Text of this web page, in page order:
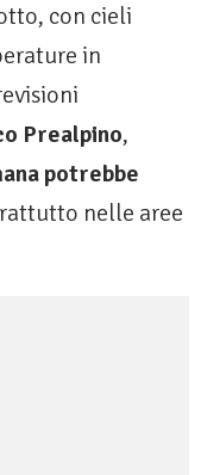
con cieli
in
Prealpino,
potrebbe
nelle aree